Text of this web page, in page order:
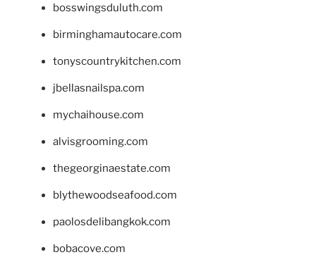
bosswingsduluth.com
birminghamautocare.com
tonyscountrykitchen.com
jbellasnailspa.com
mychaihouse.com
alvisgrooming.com
thegeorginaestate.com
blythewoodseafood.com
paolosdelibangkok.com
bobacove.com